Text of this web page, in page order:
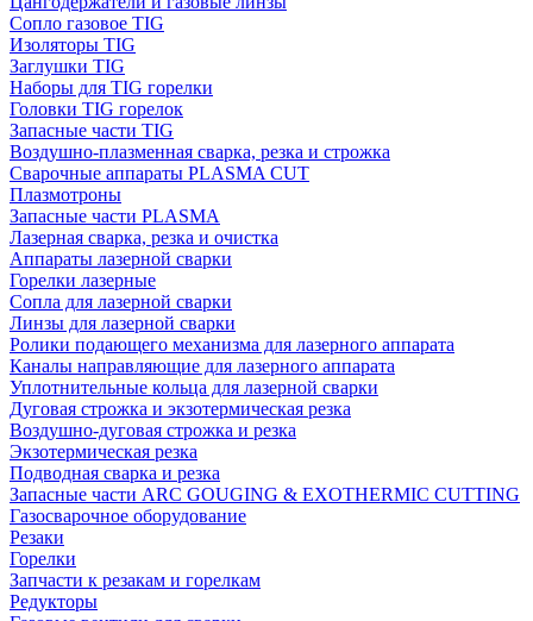
Сопло газовое TIG
Изоляторы TIG
Заглушки TIG
Наборы для TIG горелки
Головки TIG горелок
Запасные части TIG
Воздушно-плазменная сварка, резка и строжка
Сварочные аппараты PLASMA CUT
Плазмотроны
Запасные части PLASMA
Лазерная сварка, резка и очистка
Аппараты лазерной сварки
Горелки лазерные
Сопла для лазерной сварки
Линзы для лазерной сварки
Ролики подающего механизма для лазерного аппарата
Каналы направляющие для лазерного аппарата
Уплотнительные кольца для лазерной сварки
Дуговая строжка и экзотермическая резка
Воздушно-дуговая строжка и резка
Экзотермическая резка
Подводная сварка и резка
Запасные части ARC GOUGING & EXOTHERMIC CUTTING
Газосварочное оборудование
Резаки
Горелки
Запчасти к резакам и горелкам
Редукторы